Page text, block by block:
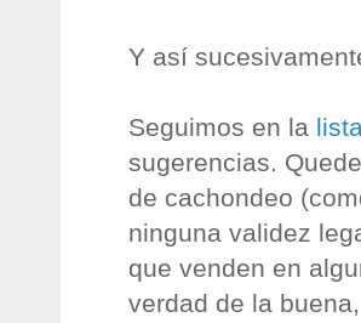
Y así
Seguimos en la
sugerencias.
de cachondeo
ninguna validez
que venden en
verdad de la